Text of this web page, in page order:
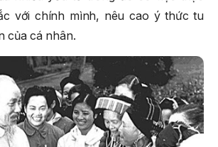
với chính mình, nêu cao ý thức tu
của cá nhân.